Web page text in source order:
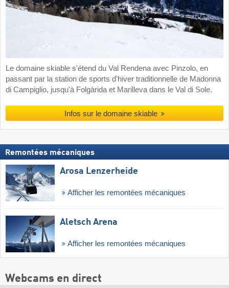
Le domaine skiable s'étend du Val Rendena avec Pinzolo, en
passant par la station de sports d'hiver traditionnelle de Madonna
di Campiglio, jusqu'à Folgàrida et Marilleva dans le Val di Sole.
Infos sur le domaine skiable
Remontées mécaniques
Arosa Lenzerheide
Afficher les remontées mécaniques
Aletsch Arena
Afficher les remontées mécaniques
Webcams en direct